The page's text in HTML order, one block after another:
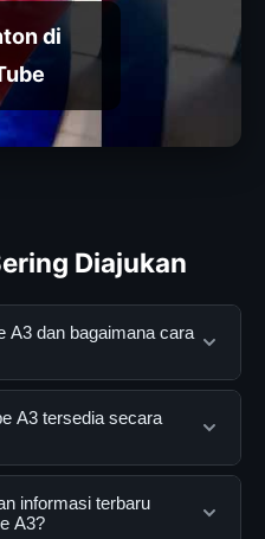
di
Diajukan
A3 dan bagaimana cara
layanan digital yang
mendapatkan
Anda dapat
situs resmi dan
A3 tersedia secara
dapat diakses secara
Tidak ada biaya
informasi terbaru
A3?